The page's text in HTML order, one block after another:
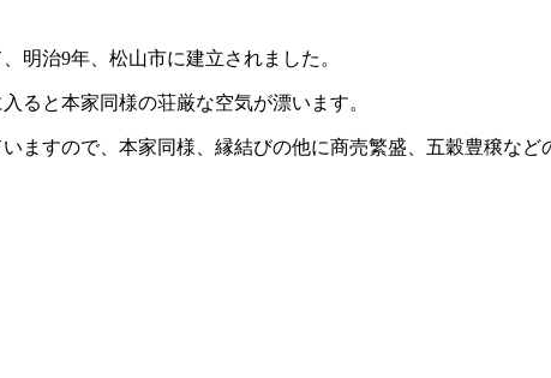
明治9年、松山市に建立されました。
ると本家同様の荘厳な空気が漂います。
ますので、本家同様、縁結びの他に商売繁盛、五穀豊穣など